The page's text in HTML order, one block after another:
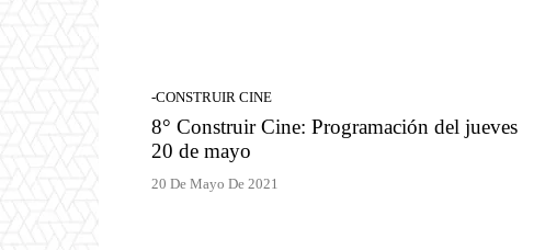
-CONSTRUIR CINE
8° Construir Cine: Programación del jueves
20 de mayo
20 De Mayo De 2021